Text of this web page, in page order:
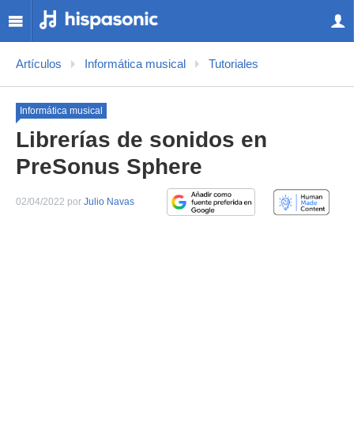
Artículos Informática musical Tutoriales
Informática musical
Librerías de sonidos en
PreSonus Sphere
02/04/2022 por Julio Navas